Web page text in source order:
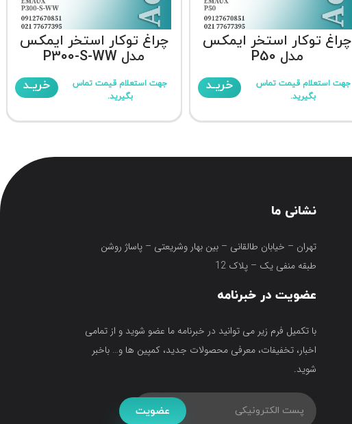
چراغ توکار استخر ایمکس
مدل P50
جهت استعلام قیمت تماس
بگیرید.
خریـد
چراغ توکار استخر ایمکس
مدل P300-S-WW
جهت استعلام قیمت تماس
بگیرید.
خریـد
نشانی ما
تهران – خیابان طالقانی – بین بهار وشریعتی – پاساژ روشن
طبقه منفی یک – پلاک 12
عضویت در خبرنامه
با تکمیل فرم زیر می توانید در خبرنامه ما عضو شوید و از تمامی
اخبار، تخفیفات، معرفی محصولات جدید، کمپین ها و… باخبر
شوید.
عضویت